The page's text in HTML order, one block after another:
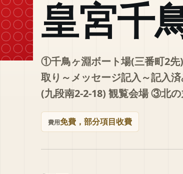
皇宮千
①千鳥ヶ淵ボート場(三番町2先
取り～メッセージ記入～記入
(九段南2-2-18) 観覧会場 ③北
費用免費，部分項目收費